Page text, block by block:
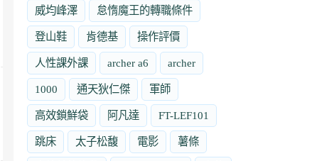
威均峰澤 怠惰魔王的轉職條件
登山鞋 肯德基 操作評價
人性課外課 archer a6 archer
1000 通天狄仁傑 軍師
高效鎖鮮袋 阿凡達 FT-LEF101
跳床 太子松馥 電影 薯條